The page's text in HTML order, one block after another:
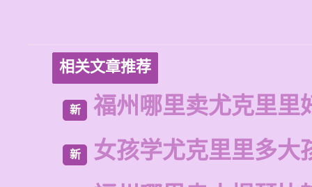
相关文章推荐
新 福州哪里卖尤克里里
新
女孩学尤克里里多大